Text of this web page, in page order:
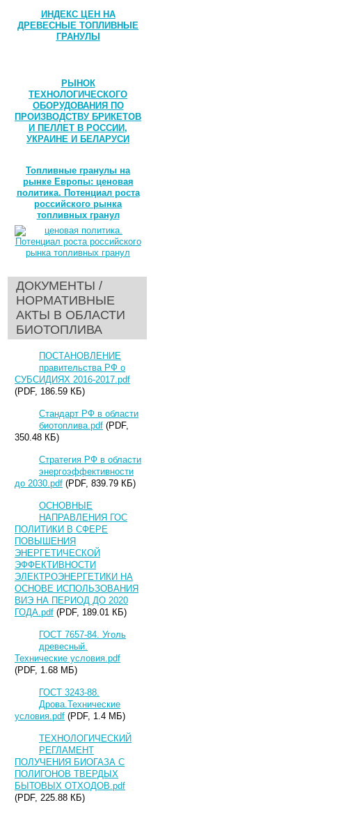
ИНДЕКС ЦЕН НА
ДРЕВЕСНЫЕ ТОПЛИВНЫЕ
ГРАНУЛЫ
РЫНОК
ТЕХНОЛОГИЧЕСКОГО
ОБОРУДОВАНИЯ ПО
ПРОИЗВОДСТВУ БРИКЕТОВ
И ПЕЛЛЕТ В РОССИИ,
УКРАИНЕ И БЕЛАРУСИ
Топливные гранулы на
рынке Европы: ценовая
политика. Потенциал роста
российского рынка
топливных гранул
ДОКУМЕНТЫ /
НОРМАТИВНЫЕ
АКТЫ В ОБЛАСТИ
БИОТОПЛИВА
ПОСТАНОВЛЕНИЕ
правительства РФ о
СУБСИДИЯХ 2016-2017.pdf
(PDF, 186.59 КБ)
Стандарт РФ в области
биотоплива.pdf (PDF,
350.48 КБ)
Стратегия РФ в области
энергоэффективности
до 2030.pdf (PDF, 839.79 КБ)
ОСНОВНЫЕ
НАПРАВЛЕНИЯ ГОС
ПОЛИТИКИ В СФЕРЕ
ПОВЫШЕНИЯ
ЭНЕРГЕТИЧЕСКОЙ
ЭФФЕКТИВНОСТИ
ЭЛЕКТРОЭНЕРГЕТИКИ НА
ОСНОВЕ ИСПОЛЬЗОВАНИЯ
ВИЭ НА ПЕРИОД ДО 2020
ГОДА.pdf (PDF, 189.01 КБ)
ГОСТ 7657-84. Уголь
древесный.
Технические условия.pdf
(PDF, 1.68 МБ)
ГОСТ 3243-88.
Дрова.Технические
условия.pdf (PDF, 1.4 МБ)
ТЕХНОЛОГИЧЕСКИЙ
РЕГЛАМЕНТ
ПОЛУЧЕНИЯ БИОГАЗА С
ПОЛИГОНОВ ТВЕРДЫХ
БЫТОВЫХ ОТХОДОВ.pdf
(PDF, 225.88 КБ)